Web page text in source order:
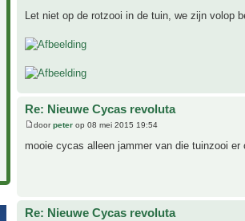
Let niet op de rotzooi in de tuin, we zijn volop
Re: Nieuwe Cycas revoluta
doorpeter op 08 mei 2015 19:54
mooie cycas alleen jammer van die tuinzooi er
Re: Nieuwe Cycas revoluta